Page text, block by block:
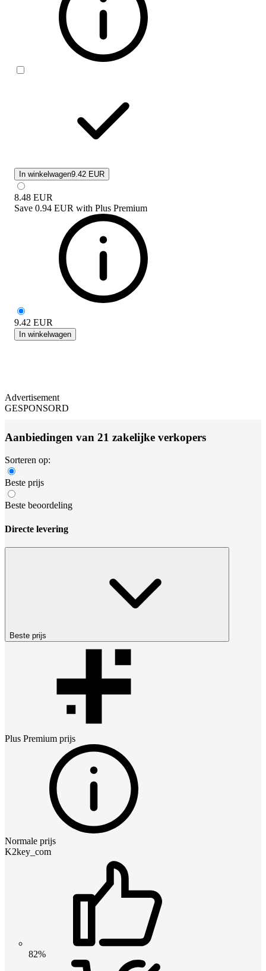
In winkelwagen9.42 EUR
8.48 EUR
Save 0.94 EUR with Plus Premium
9.42 EUR
In winkelwagen
Advertisement
GESPONSORD
Aanbiedingen van 21 zakelijke verkopers
Sorteren op:
Beste prijs
Beste beoordeling
Directe levering
Beste prijs
Plus Premium prijs
Normale prijs
K2key_com
82%